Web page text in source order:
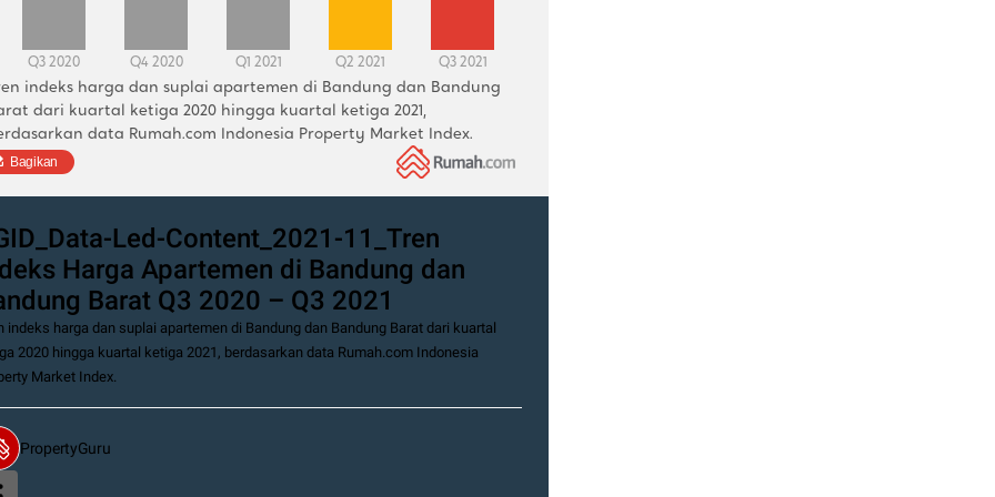
Q3 2020 Q4 2020 Q1 2021 Q2 2021 Q3 2021
indeks harga dan suplai apartemen di Bandung dan Bandung
dari kuartal ketiga 2020 hingga kuartal ketiga 2021,
data Rumah.com Indonesia Property Market Index.
rumah tapak
secara
Bagikan
Led-Content_2021-11_Tren
Harga Apartemen di Bandung dan
Barat Q3 2020 – Q3 2021
indeks harga dan suplai apartemen di Bandung dan Bandung Barat dari kuartal
2020 hingga kuartal ketiga 2021, berdasarkan data Rumah.com Indonesia
Market Index.
PropertyGuru